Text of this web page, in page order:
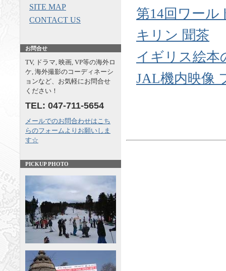
第14回ワール
キリン 聞茶
イギリス絵本
JAL機内映像
SITE MAP
CONTACT US
お問合せ
TV, ドラマ, 映画, VP等の海外ロ
ケ, 海外撮影のコーディネーシ
ョンなど、お気軽にお問合せ
ください！
TEL: 047-711-5654
メールでのお問合わせはこち
らのフォームよりお願いしま
す☆
PICKUP PHOTO